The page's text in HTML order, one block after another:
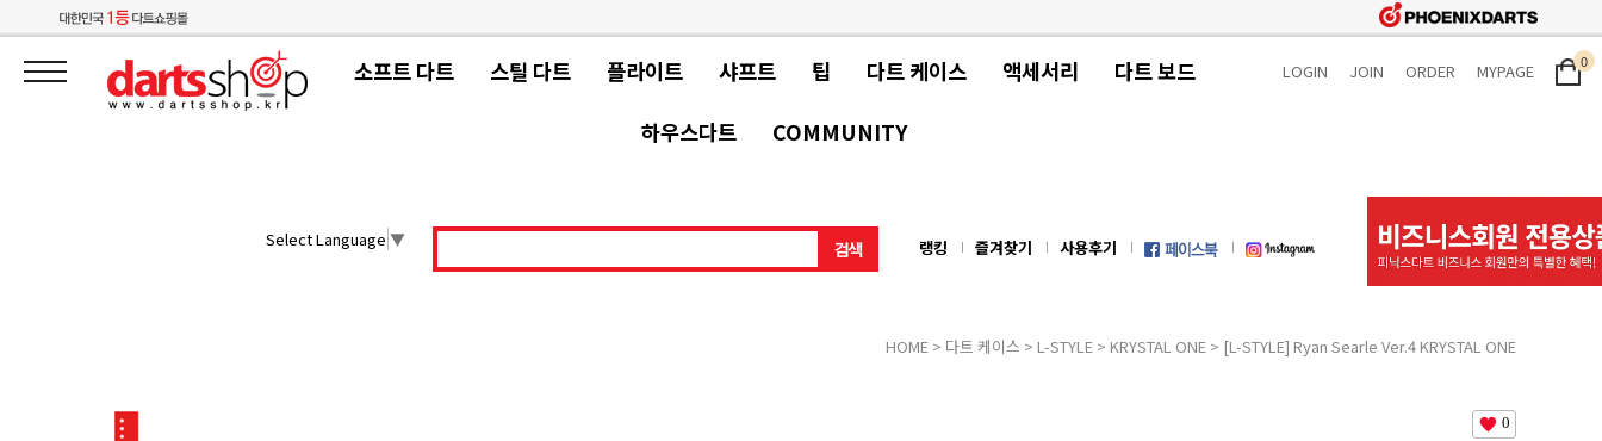
소프트 다트 스틸 다트 플라이트 샤프트 팁 다트 케이스 액세서리 다트 보드
하우스다트 COMMUNITY
LOGIN JOIN ORDER MYPAGE 0
Select Language ▼ 랭킹 즐겨찾기 사용후기
HOME > 다트 케이스 > L-STYLE > KRYSTAL ONE > [L-STYLE] Ryan Searle Ver.4 KRYSTAL ONE
0